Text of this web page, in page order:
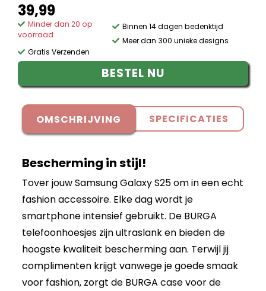
39,99
Minder dan 20 op
voorraad
Gratis Verzenden
Binnen 14 dagen bedenktijd
Meer dan 300 unieke designs
BESTEL NU
OMSCHRIJVING SPECIFICATIES
Bescherming in stijl!
Tover jouw Samsung Galaxy S25 om in een echt
fashion accessoire. Elke dag wordt je
smartphone intensief gebruikt. De BURGA
telefoonhoesjes zijn ultraslank en bieden de
hoogste kwaliteit bescherming aan. Terwijl jij
complimenten krijgt vanwege je goede smaak
voor fashion, zorgt de BURGA case voor de